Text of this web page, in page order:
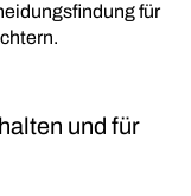
für
und für